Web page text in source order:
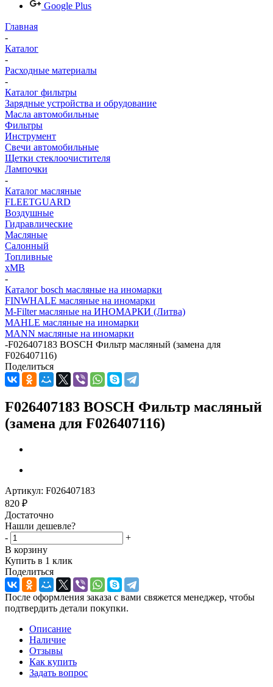
Google Plus
Главная
-
Каталог
-
Расходные материалы
-
Каталог фильтры
Зарядные устройства и обрудование
Масла автомобильные
Фильтры
Инструмент
Свечи автомобильные
Щетки стеклоочистителя
Лампочки
-
Каталог масляные
FLEETGUARD
Воздушные
Гидравлические
Масляные
Салонный
Топливные
хMB
-
Каталог bosch масляные на иномарки
FINWHALE масляные на иномарки
M-Filter масляные на ИНОМАРКИ (Литва)
MAHLE масляные на иномарки
MANN масляные на иномарки
-F026407183 BOSCH Фильтр масляный (замена для
F026407116)
Поделиться
F026407183 BOSCH Фильтр масляный
(замена для F026407116)
Артикул: F026407183
820 ₽
Достаточно
Нашли дешевле?
-
+
В корзину
Купить в 1 клик
Поделиться
После оформления заказа с вами свяжется менеджер, чтобы
подтвердить детали покупки.
Описание
Наличие
Отзывы
Как купить
Задать вопрос